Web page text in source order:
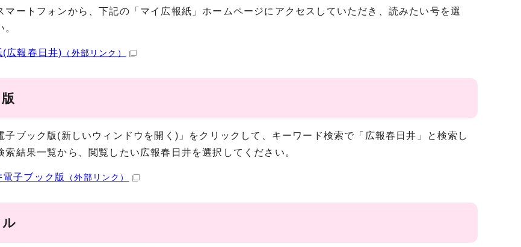
ートフォンから、下記の「マイ広報紙」ホームページにアクセスしていただき、読みたい号を選
(広報春日井) （外部リンク）
子ブック版(新しいウィンドウを開く)」をクリックして、キーワード検索で「広報春日井」と検索し
索結果一覧から、閲覧したい広報春日井を選択してください。
電子ブック版 （外部リンク）